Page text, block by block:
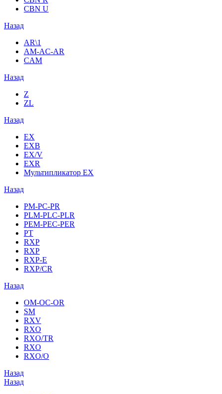
CBN U
Назад
AR\1
AM-AC-AR
CAM
Назад
Z
ZL
Назад
EX
EXB
EX/V
EXR
Мультипликатор EX
Назад
PM-PC-PR
PLM-PLC-PLR
PEM-PEC-PER
PT
RXP
RXP
RXP-E
RXP/CR
Назад
OM-OC-OR
SM
RXV
RXO
RXO/TR
RXO
RXO/O
Назад
Назад